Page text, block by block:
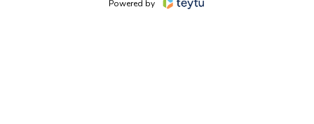
Powered by